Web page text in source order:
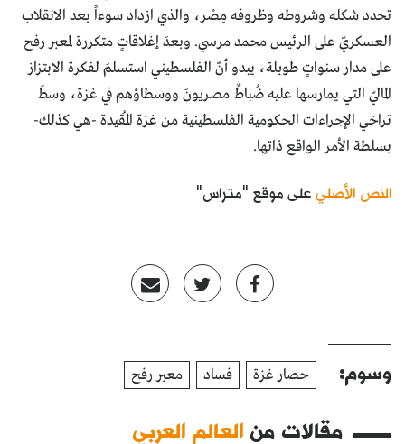
تحدد شكله وشروطه وظروفه مِصْر، والذي ازداد سوءاً بعد الانقلاب
العسكريّ على الرئيس محمد مرسي. وبعدَ إغلاقاتٍ متكررة لمعبر رفح
على مدار سنواتٍ طويلة، يبدو أنّ الفلسطيني استسلمَ لفكرة الابتزاز
الماليّ التي يمارسها عليه ضُباطٌ مصريونَ ووسطاؤهم في غزة، وسطَ
تراخي الإجراءات الحكومية الفلسطينية من غزة المُقيدة -هي كذلك-
بسلطة الأمر الواقع ذاتها.
النص الأصلي على موقع "متراس"
وسوم: حصار غزة فساد معبر رفح
مقالات منالعالم العربي